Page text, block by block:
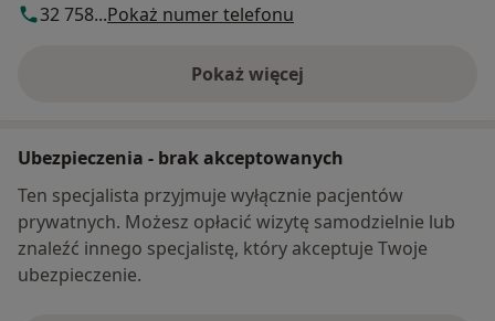
32 758...Pokaż numer telefonu
Pokaż więcej
o adresie
Ubezpieczenia - brak akceptowanych
Ten specjalista przyjmuje wyłącznie pacjentów
prywatnych. Możesz opłacić wizytę samodzielnie lub
znaleźć innego specjalistę, który akceptuje Twoje
ubezpieczenie.